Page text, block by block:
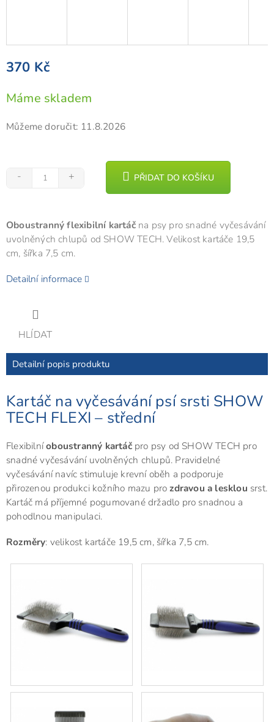
370 Kč
Měrná
cena:
Máme skladem
Můžeme doručit: 11.8.2026
PŘIDAT DO KOŠÍKU
Oboustranný flexibilní kartáčna psy pro snadné vyčesávání
uvolněných chlupů od SHOW TECH. Velikost kartáče 19,5
cm, šířka 7,5 cm.
Detailní informace
HLÍDAT
Detailní popis produktu
Kartáč na vyčesávání psí srsti SHOW
TECH FLEXI – střední
Flexibilníoboustranný kartáč pro psy od SHOW TECH pro
snadné vyčesávání uvolněných chlupů. Pravidelné
vyčesávání navíc stimuluje krevní oběh a podporuje
přirozenou produkci kožního mazu prozdravou a lesklou srst.
Kartáč má příjemné pogumované držadlo pro snadnou a
pohodlnou manipulaci.
Rozměry: velikost kartáče 19,5 cm, šířka 7,5 cm.